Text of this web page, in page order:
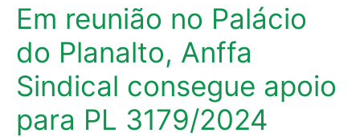
Em reunião no Palácio
do Planalto, Anffa
Sindical consegue apoio
para PL 3179/2024